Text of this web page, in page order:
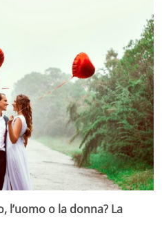
l’uomo o la donna? La